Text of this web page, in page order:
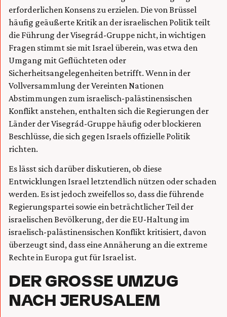
erforderlichen Konsens zu erzielen. Die von Brüssel
häufig geäußerte Kritik an der israelischen Politik teilt
die Führung der Visegrád-Gruppe nicht, in wichtigen
Fragen stimmt sie mit Israel überein, was etwa den
Umgang mit Geflüchteten oder
Sicherheitsangelegenheiten betrifft. Wenn in der
Vollversammlung der Vereinten Nationen
Abstimmungen zum israelisch-palästinensischen
Konflikt anstehen, enthalten sich die Regierungen der
Länder der Visegrád-Gruppe häufig oder blockieren
Beschlüsse, die sich gegen Israels offizielle Politik
richten.
Es lässt sich darüber diskutieren, ob diese
Entwicklungen Israel letztendlich nützen oder schaden
werden. Es ist jedoch zweifellos so, dass die führende
Regierungspartei sowie ein beträchtlicher Teil der
israelischen Bevölkerung, der die EU-Haltung im
israelisch-palästinensischen Konflikt kritisiert, davon
überzeugt sind, dass eine Annäherung an die extreme
Rechte in Europa gut für Israel ist.
DER GROSSE UMZUG N
ACH JERUSALEM